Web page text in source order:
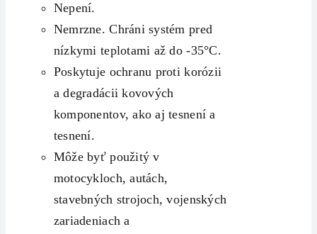
Nepení.
Nemrzne. Chráni systém pred
nízkymi teplotami až do -35°C.
Poskytuje ochranu proti korózii
a degradácii kovových
komponentov, ako aj tesnení a
tesnení.
Môže byť použitý v
motocykloch, autách,
stavebných strojoch, vojenských
zariadeniach a